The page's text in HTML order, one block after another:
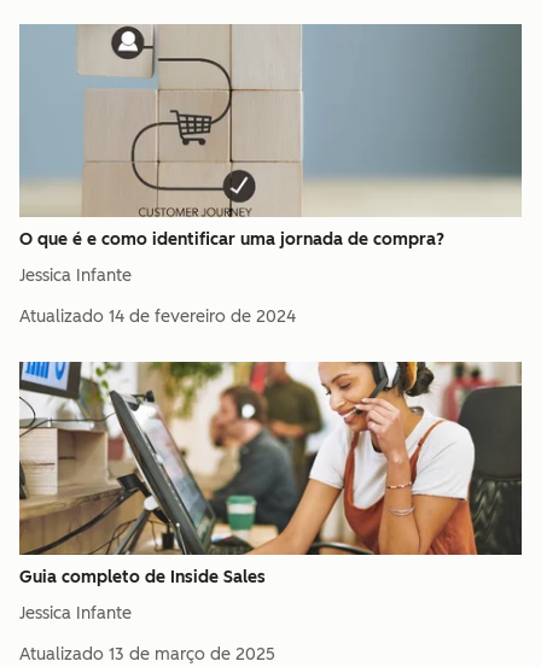
O que é e como identificar uma jornada de compra?
Jessica Infante
Atualizado 14 de fevereiro de 2024
Guia completo de Inside Sales
Jessica Infante
Atualizado 13 de março de 2025